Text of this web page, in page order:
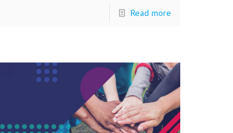
Read more